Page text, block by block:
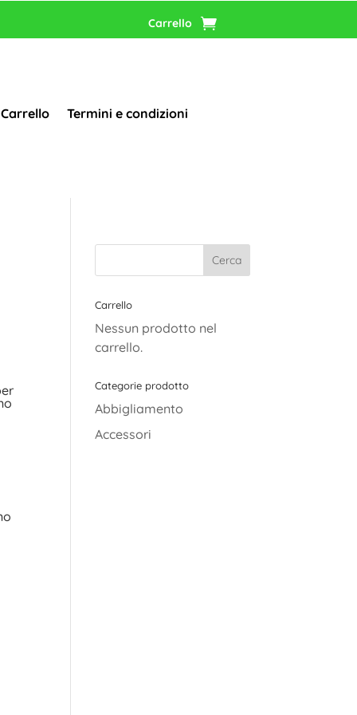
Carrello
Carrello Termini e condizioni
Carrello
Nessun prodotto nel
carrello.
Categorie prodotto
Abbigliamento
Accessori